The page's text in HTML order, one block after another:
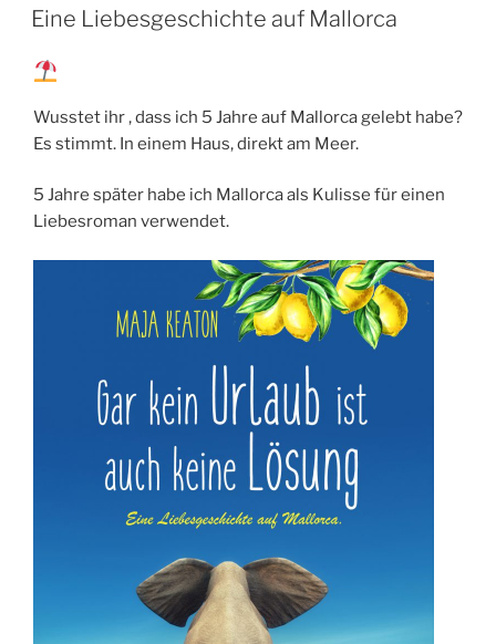
VERÖFFENTLICHT
AM
Eine Liebesgeschichte auf Mallorca
Wusstet ihr , dass ich 5 Jahre auf Mallorca gelebt habe?
Es stimmt. In einem Haus, direkt am Meer.
5 Jahre später habe ich Mallorca als Kulisse für einen
Liebesroman verwendet.